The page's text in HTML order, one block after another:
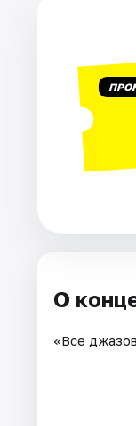
Артисты
О
«Все